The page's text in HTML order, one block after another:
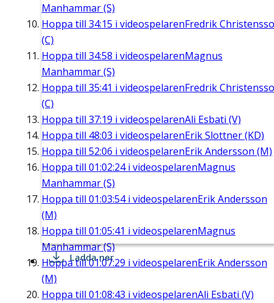
Manhammar (S)
Hoppa till 34:15 i videospelarenFredrik
(C)
Hoppa till 34:58 i videospelarenMagnus
Manhammar (S)
Hoppa till 35:41 i videospelarenFredrik
(C)
Hoppa till 37:19 i videospelarenAli Esbati (V)
Hoppa till 48:03 i videospelarenErik Slottner (KD)
Hoppa till 52:06 i videospelarenErik Andersson (M)
Hoppa till 01:02:24i videospelarenMagnus
Manhammar (S)
Hoppa till 01:03:54i videospelarenErik Andersson
(M)
Hoppa till 01:05:41 i videospelarenMagnus
Manhammar (S)
Hoppa till01:07:29 i videospelarenErik Andersson
(M)
Hoppa till 01:08:43 i videospelarenAli Esbati (V)
Ladda ner